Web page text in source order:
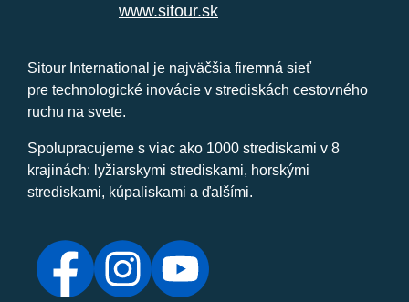
www.sitour.sk
Sitour International je najväčšia firemná sieť
pre technologické inovácie v strediskách cestovného
ruchu na svete.
Spolupracujeme s viac ako 1000 strediskami v 8
krajinách: lyžiarskymi strediskami, horskými
strediskami, kúpaliskami a ďalšími.